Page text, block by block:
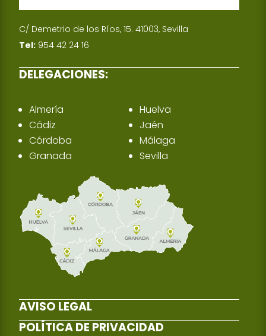
C/ Demetrio de los Ríos, 15. 41003, Sevilla
Tel: 954 42 24 16
DELEGACIONES:
Almería
Cádiz
Córdoba
Granada
Huelva
Jaén
Málaga
Sevilla
AVISO LEGAL
POLÍTICA DE PRIVACIDAD